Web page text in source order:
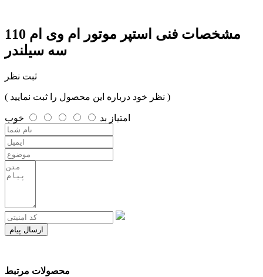
مشخصات فنی
استپر موتور ام وی ام 110
سه سیلندر
ثبت نظر
( نظر خود درباره این محصول را ثبت نمایید )
امتیاز بد خوب
ارسال پیام
محصولات مرتبط